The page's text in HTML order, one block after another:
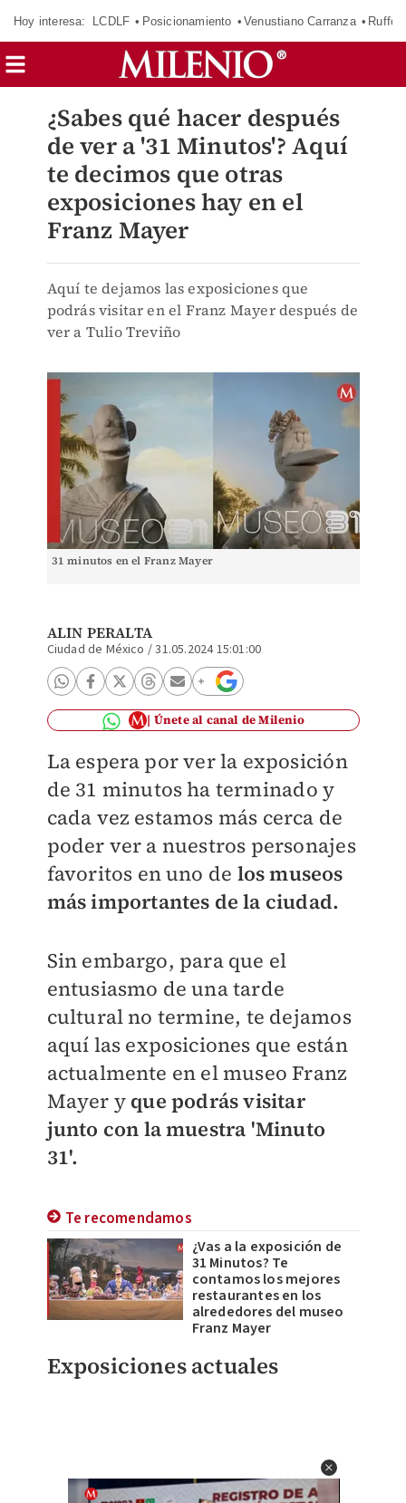
Hoy interesa: LCDLF Posicionamiento Venustiano Carranza Ruffo
¿Sabes qué hacer después
de ver a '31 Minutos'? Aquí
te decimos que otras
exposiciones hay en el
Franz Mayer
Aquí te dejamos las exposiciones que
podrás visitar en el Franz Mayer después de
ver a Tulio Treviño
31 minutos en el Franz Mayer
ALIN PERALTA
Ciudad de México /31.05.2024 15:01:00
Únete al canal de Milenio
La espera por ver la exposición
de 31 minutos ha terminado y
cada vez estamos más cerca de
poder ver a nuestros personajes
favoritos en uno de los museos
más importantes de la ciudad.
Sin embargo, para que el
entusiasmo de una tarde
cultural no termine, te dejamos
aquí las exposiciones que están
actualmente en el museo Franz
Mayer y que podrás visitar
junto con la muestra 'Minuto
31'.
Te recomendamos
¿Vas a la exposición de
31 Minutos? Te
contamos los mejores
restaurantes en los
alrededores del museo
Franz Mayer
Exposiciones actuales